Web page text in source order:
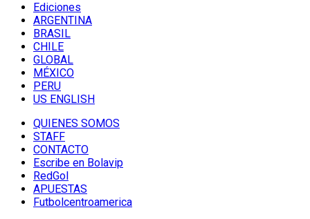
Ediciones
ARGENTINA
BRASIL
CHILE
GLOBAL
MÉXICO
PERU
US ENGLISH
QUIENES SOMOS
STAFF
CONTACTO
Escribe en Bolavip
RedGol
APUESTAS
Futbolcentroamerica